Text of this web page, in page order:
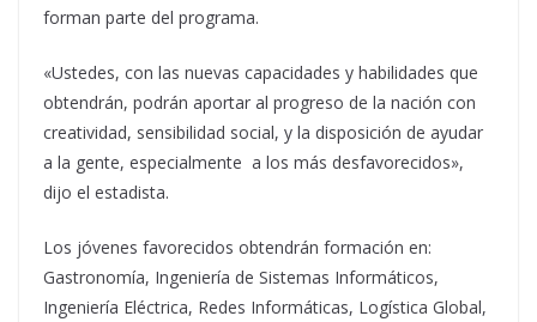
forman parte del programa.
«Ustedes, con las nuevas capacidades y habilidades que
obtendrán, podrán aportar al progreso de la nación con
creatividad, sensibilidad social, y la disposición de ayudar
a la gente, especialmente a los más desfavorecidos»,
dijo el estadista.
Los jóvenes favorecidos obtendrán formación en:
Gastronomía, Ingeniería de Sistemas Informáticos,
Ingeniería Eléctrica, Redes Informáticas, Logística Global,